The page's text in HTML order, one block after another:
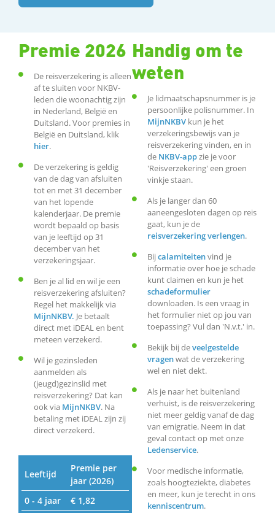
Premie 2026
De reisverzekering is alleen
af te sluiten voor NKBV-
leden die woonachtig zijn
in Nederland, België en
Duitsland. Voor premies in
België en Duitsland, klik
hier.
De verzekering is geldig
van de dag van afsluiten
tot en met 31 december
van het lopende
kalenderjaar. De premie
wordt bepaald op basis
van je leeftijd op 31
december van het
verzekeringsjaar.
Ben je al lid en wil je een
reisverzekering afsluiten?
Regel het makkelijk via
MijnNKBV. Je betaalt
direct met iDEAL en bent
meteen verzekerd.
Wil je gezinsleden
aanmelden als
(jeugd)gezinslid met
reisverzekering? Dat kan
ook via MijnNKBV. Na
betaling met iDEAL zijn zij
direct verzekerd.
Leeftijd
Premie per
jaar (2026)
0 - 4 jaar
€ 1,82
Handig om te
weten
Je lidmaatschapsnummer is je
persoonlijke polisnummer. In
MijnNKBV kun je het
verzekeringsbewijs van je
reisverzekering vinden, en in
de NKBV-appzie je voor
'Reisverzekering' een groen
vinkje staan.
Als je langer dan 60
aaneengesloten dagen op reis
gaat, kun je de
reisverzekering verlengen.
Bijcalamiteitenvind je
informatie over hoe je schade
kunt claimen en kun je het
schadeformulier
downloaden. Is een vraag in
het formulier niet op jou van
toepassing? Vul dan 'N.v.t.' in.
Bekijk bij deveelgestelde
vragenwat de verzekering
wel en niet dekt.
Als je naar het buitenland
verhuist, is de reisverzekering
niet meer geldig vanaf de dag
van emigratie. Neem in dat
geval contact op met onze
Ledenservice.
Voor medische informatie,
zoals hoogteziekte, diabetes
en meer, kun je terecht in ons
kenniscentrum.